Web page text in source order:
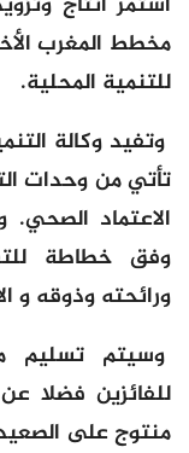
مخطط المغرب
للتنمية المحلية.
وتفيد وكالة
تأتي من وحدات
الاعتماد
وفق خطاطة
ورائحته وذوقه و
وسيتم تسليم
للفائزين فضلا
منتوج على